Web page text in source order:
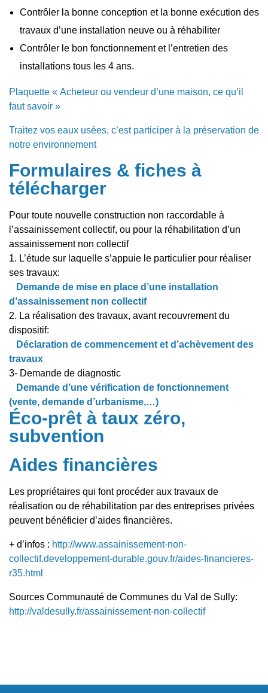
Contrôler la bonne conception et la bonne exécution des
travaux d’une installation neuve ou à réhabiliter
Contrôler le bon fonctionnement et l’entretien des
installations tous les 4 ans.
Plaquette « Acheteur ou vendeur d’une maison, ce qu’il
faut savoir »
Traitez vos eaux usées, c’est participer à la préservation de
notre environnement
Formulaires & fiches à
télécharger
Pour toute nouvelle construction non raccordable à
l’assainissement collectif, ou pour la réhabilitation d’un
assainissement non collectif
1. L’étude sur laquelle s’appuie le particulier pour réaliser
ses travaux:
Demande de mise en place d’une installation
d’assainissement non collectif
2. La réalisation des travaux, avant recouvrement du
dispositif:
Déclaration de commencement et d’achèvement des
travaux
3- Demande de diagnostic
Demande d’une vérification de fonctionnement
(vente, demande d’urbanisme,…)
Éco-prêt à taux zéro,
subvention
Aides financières
Les propriétaires qui font procéder aux travaux de
réalisation ou de réhabilitation par des entreprises privées
peuvent bénéficier d’aides financières.
+ d’infos : http://www.assainissement-non-
collectif.developpement-durable.gouv.fr/aides-financieres-
r35.html
Sources Communauté de Communes du Val de Sully:
http://valdesully.fr/assainissement-non-collectif